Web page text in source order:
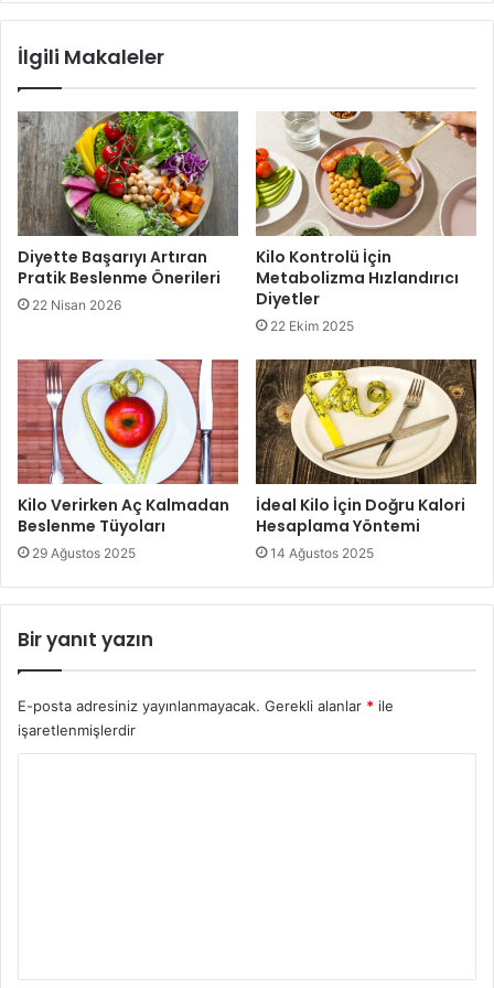
istek duyulur.Diyet salata sosu çeşitleriarasında
sarımsak; sıklıkla tercih edilir. Çünkü sarımsak salataya
hem lezzet hem de sağlık katar.
Diyet Salata Sosu
İlgili Makaleler
Diyette Başarıyı Artıran
Pratik Beslenme Önerileri
22 Nisan 2026
Kilo Kontrolü İçin
Metabolizma Hızlandırıcı
Diyetler
22 Ekim 2025
Kilo Verirken Aç Kalmadan
Beslenme Tüyoları
29 Ağustos 2025
İdeal Kilo İçin Doğru Kalori
Hesaplama Yöntemi
14 Ağustos 2025
Bir yanıt yazın
E-posta adresiniz yayınlanmayacak. Gerekli alanlar * ile
işaretlenmişlerdir